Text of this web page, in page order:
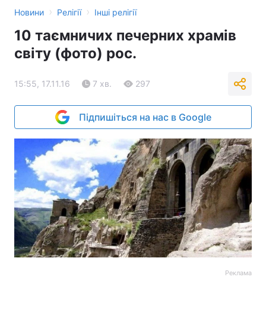
Новини › Релігії › Інші релігії
10 таємничих печерних храмів
світу (фото) рос.
15:55, 17.11.16 7 хв. 297
Підпишіться на нас в Google
Реклама